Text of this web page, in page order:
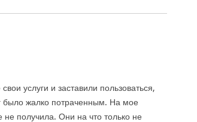
услуги и заставили пользоваться,
было жалко потраченным. На мое
не получила. Они на что только не